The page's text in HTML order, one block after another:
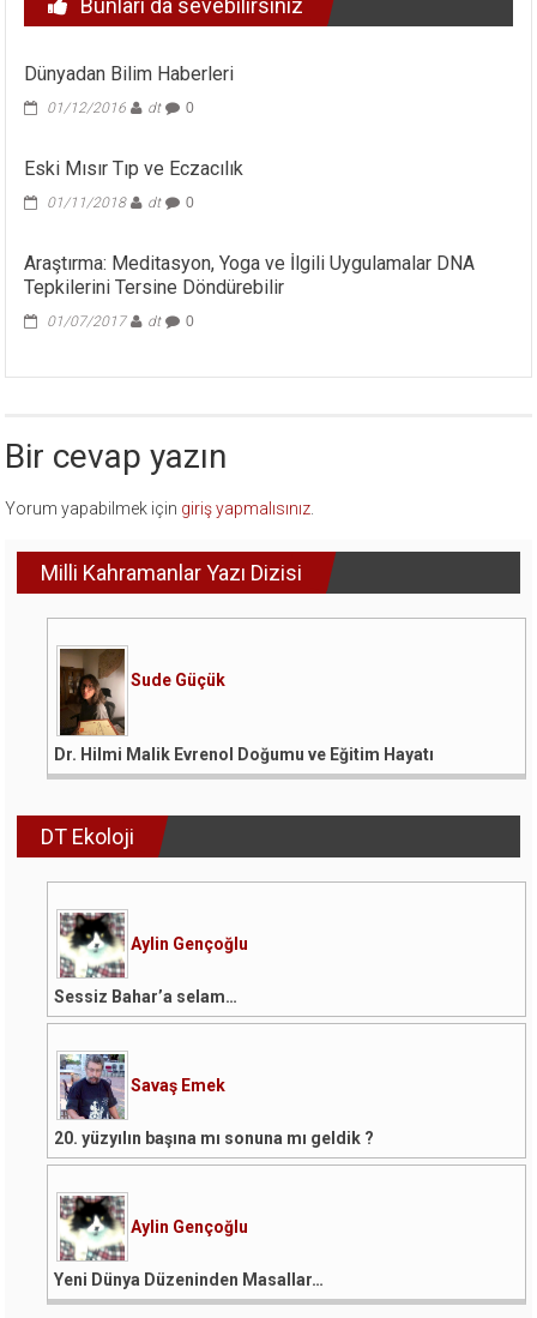
Bunları da sevebilirsiniz
Dünyadan Bilim Haberleri
01/12/2016 dt 0
Eski Mısır Tıp ve Eczacılık
01/11/2018 dt 0
Araştırma: Meditasyon, Yoga ve İlgili Uygulamalar DNA
Tepkilerini Tersine Döndürebilir
01/07/2017 dt 0
Bir cevap yazın
Yorum yapabilmek için giriş yapmalısınız
Milli Kahramanlar Yazı Dizisi
Sude Güçük
Dr. Hilmi Malik Evrenol Doğumu ve Eğitim Hayatı
DT Ekoloji
Aylin Gençoğlu
Sessiz Bahar’a selam…
Savaş Emek
20. yüzyılın başına mı sonuna mı geldik ?
Aylin Gençoğlu
Yeni Dünya Düzeninden Masallar…